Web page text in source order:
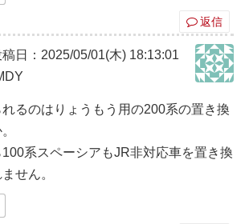
返信
稿日：2025/05/01(木) 18:13:01
るのはりょうもう用の200系の置き換
100系スペーシアもJR非対応車を置き換
せん。